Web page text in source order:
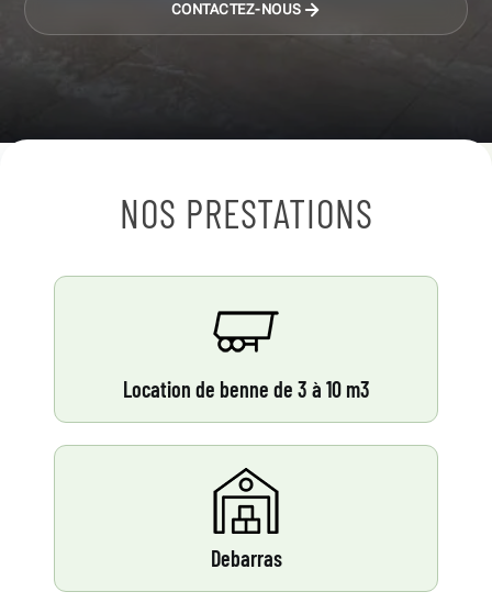
CONTACTEZ-NOUS
NOS PRESTATIONS
Location de benne de 3 à 10 m3
Debarras